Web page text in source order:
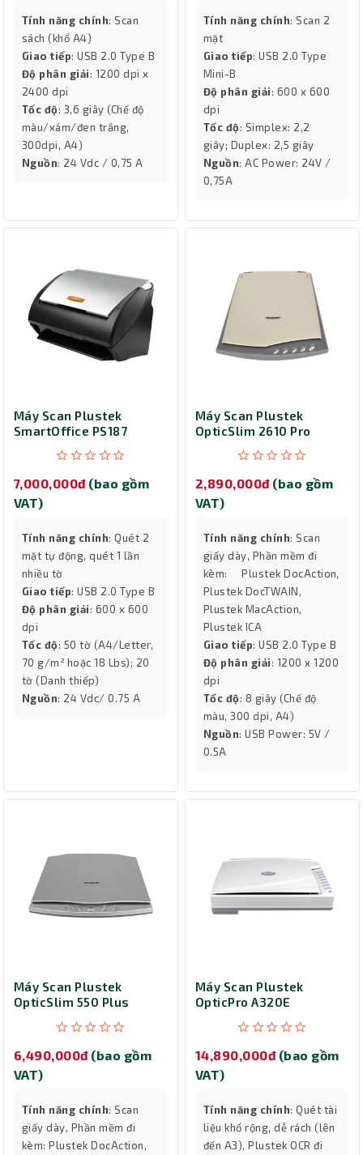
Tính năng chính: Scan
sách (khổ A4)
Giao tiếp: USB 2.0 Type B
Độ phân giải: 1200 dpi x
2400 dpi
Tốc độ: 3,6 giây (Chế độ
màu/xám/đen trắng,
300dpi, A4)
Nguồn: 24 Vdc / 0,75 A
Tính năng chính: Scan 2
mặt
Giao tiếp: USB 2.0 Type
Mini-B
Độ phân giải: 600 x 600
dpi
Tốc độ: Simplex: 2,2
giây; Duplex: 2,5 giây
Nguồn: AC Power: 24V /
0,75A
Máy Scan Plustek
SmartOffice PS187
7,000,000đ (bao gồm
VAT)
Tính năng chính: Quét 2
mặt tự động, quét 1 lần
nhiều tờ
Giao tiếp: USB 2.0 Type B
Độ phân giải: 600 x 600
dpi
Tốc độ: 50 tờ (A4/Letter,
70 g/m² hoặc 18 Lbs); 20
tờ (Danh thiếp)
Nguồn: 24 Vdc/ 0.75 A
Máy Scan Plustek
OpticSlim 2610 Pro
2,890,000đ (bao gồm
VAT)
Tính năng chính: Scan
giấy dày, Phần mềm đi
kèm: Plustek DocAction,
Plustek DocTWAIN,
Plustek MacAction,
Plustek ICA
Giao tiếp: USB 2.0 Type B
Độ phân giải: 1200 x 1200
dpi
Tốc độ: 8 giây (Chế độ
màu, 300 dpi, A4)
Nguồn: USB Power: 5V /
0.5A
Máy Scan Plustek
OpticSlim 550 Plus
hộ chiếu)
6,490,000đ (bao gồm
VAT)
Tính năng chính: Scan
giấy dày, Phần mềm đi
kèm: Plustek DocAction,
Máy Scan Plustek
OpticPro A320E
14,890,000đ (bao gồm
VAT)
Tính năng chính: Quét tài
liệu khổ rộng, dễ rách (lên
đến A3), Plustek OCR đi